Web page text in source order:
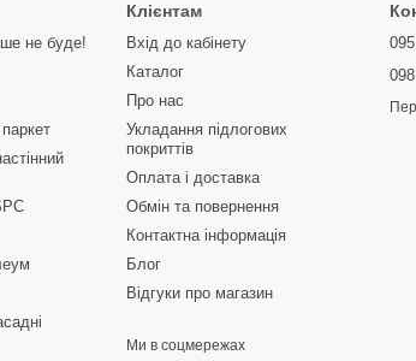
не буде!
Клієнтам
Вхід до кабінету
Каталог
Про нас
Укладання підлогових
покриттів
Оплата і доставка
Обмін та повернення
Контактна інформація
Блог
Відгуки про магазин
Ми в соцмережах